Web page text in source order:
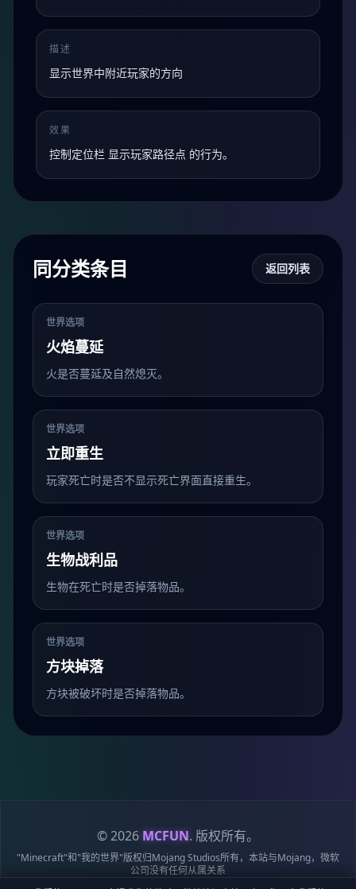
描述
显示世界中附近玩家的方向
效果
控制定位栏 显示玩家路径点 的行为。
同分类条目 返回列表
世界选项
火焰蔓延
火是否蔓延及自然熄灭。
世界选项
立即重生
玩家死亡时是否不显示死亡界面直接重生。
世界选项
生物战利品
生物在死亡时是否掉落物品。
世界选项
方块掉落
方块被破坏时是否掉落物品。
© 2026 MCFUN. 版权所有。
"Minecraft"和"我的世界"版权归Mojang Studios所有，本站与Mojang，微软
公司没有任何从属关系